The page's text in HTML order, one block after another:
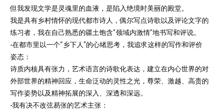
但我发现文学是灵魂里的血液，是陷入绝境时美丽的殿堂。
我是具有乡村情怀的现代都市诗人，偶尔写点诗歌以及评论文字的
练习者，我在自己熟悉的疆土饱含“领域内激情”地书写和评说。
·在都市里以一个“乡下人”的心绪思考，我追求这样的写作和评价
姿态：
诗质内核具有张力，艺术语言的诗歌化表达，建立在内心世界的对
外部世界的精神回应，生命泛动的灵性之光，尊荣、激越、高贵的
写作姿势以及精神拓展的深入、深透和深远。
·我有决不改弦易张的艺术主张：